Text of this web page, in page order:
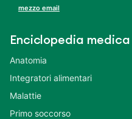
mezzo email
Enciclopedia medica
Anatomia
Integratori alimentari
Malattie
Primo soccorso